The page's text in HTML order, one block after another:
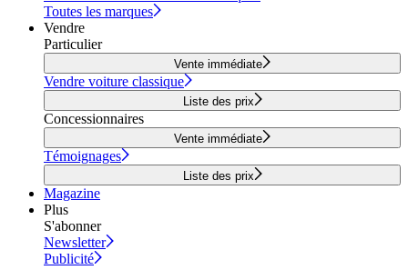
Toutes les marques
Vendre
Particulier
Vente immédiate
Vendre voiture classique
Liste des prix
Concessionnaires
Vente immédiate
Témoignages
Liste des prix
Magazine
Plus
S'abonner
Newsletter
Publicité